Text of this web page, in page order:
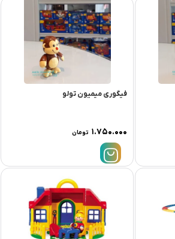
فیگوری میمیون تولو
۱.۷۵۰.۰۰۰ تومان